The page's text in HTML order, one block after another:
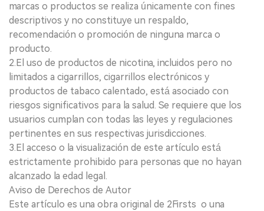
marcas o productos se realiza únicamente con fines
descriptivos y no constituye un respaldo,
recomendación o promoción de ninguna marca o
producto.
2.El uso de productos de nicotina, incluidos pero no
limitados a cigarrillos, cigarrillos electrónicos y
productos de tabaco calentado, está asociado con
riesgos significativos para la salud. Se requiere que los
usuarios cumplan con todas las leyes y regulaciones
pertinentes en sus respectivas jurisdicciones.
3.El acceso o la visualización de este artículo está
estrictamente prohibido para personas que no hayan
alcanzado la edad legal.
Aviso de Derechos de Autor
Este artículo es una obra original de 2Firsts o una